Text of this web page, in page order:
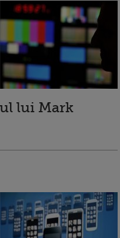
lui Mark